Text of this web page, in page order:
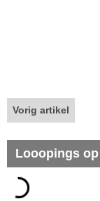
Vorig artikel
Looopings